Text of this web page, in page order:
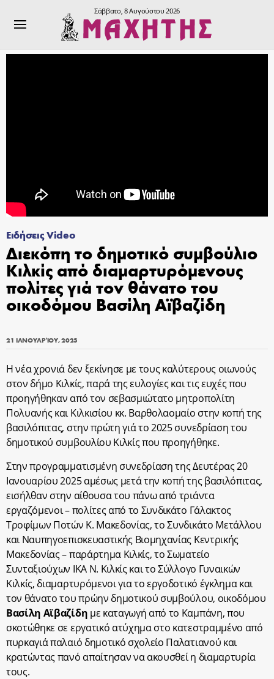
Σάββατο, 8 Αυγούστου 2026
Ειδήσεις Video
Διεκόπη το δημοτικό συμβούλιο
Κιλκίς από διαμαρτυρόμενους
πολίτες γιά τον θάνατο του
οικοδόμου Βασίλη Αϊβαζίδη
21 ΙΑΝΟΥΑΡΊΟΥ, 2025
Η νέα χρονιά δεν ξεκίνησε με τους καλύτερους οιωνούς
στον δήμο Κιλκίς, παρά της ευλογίες και τις ευχές που
προηγήθηκαν από τον σεβασμιώτατο μητροπολίτη
Πολυανής και Κιλκισίου κκ. Βαρθολαομαίο στην κοπή της
βασιλόπιτας, στην πρώτη γιά το 2025 συνεδρίαση του
δημοτικού συμβουλίου Κιλκίς που προηγήθηκε.
Στην προγραμματισμένη συνεδρίαση της Δευτέρας 20
Ιανουαρίου 2025 αμέσως μετά την κοπή της βασιλόπιτας,
εισήλθαν στην αίθουσα του πάνω από τριάντα
εργαζόμενοι – πολίτες από το Συνδικάτο Γάλακτος
Τροφίμων Ποτών Κ. Μακεδονίας, το Συνδικάτο Μετάλλου
και Ναυπηγοεπισκευαστικής Βιομηχανίας Κεντρικής
Μακεδονίας – παράρτημα Κιλκίς, το Σωματείο
Συνταξιούχων ΙΚΑ Ν. Κιλκίς και το Σύλλογο Γυναικών
Κιλκίς, διαμαρτυρόμενοι για το εργοδοτικό έγκλημα και
τον θάνατο του πρώην δημοτικού συμβούλου, οικοδόμου
Βασίλη Αϊβαζίδη με καταγωγή από το Καμπάνη, που
σκοτώθηκε σε εργατικό ατύχημα στο κατεστραμμένο από
πυρκαγιά παλαιό δημοτικό σχολείο Παλατιανού και
κρατώντας πανό απαίτησαν να ακουσθεί η διαμαρτυρία
τους.